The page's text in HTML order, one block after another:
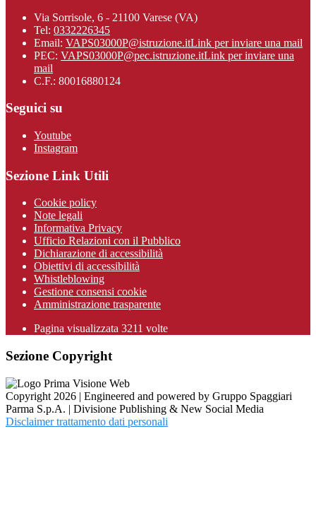
Via Sorrisole, 6 - 21100 Varese (VA)
Tel: 0332226345
Email: VAPS03000P@istruzione.itLink per inviare una mail
PEC: VAPS03000P@pec.istruzione.itLink per inviare una
mail
C.F.: 80016880124
Seguici su
Youtube
Instagram
Sezione Link Utili
Cookie policy
Note legali
Informativa Privacy
Ufficio Relazioni con il Pubblico
Dichiarazione di accessibilità
Obiettivi di accessibilità
Whistleblowing
Gestione consensi cookie
Amministrazione trasparente
Pagina visualizzata 3211 volte
Sezione Copyright
Copyright 2026 | Engineered and powered by Gruppo Spaggiari
Parma S.p.A. | Divisione Publishing & New Social Media
Disclaimer trattamento dati personali